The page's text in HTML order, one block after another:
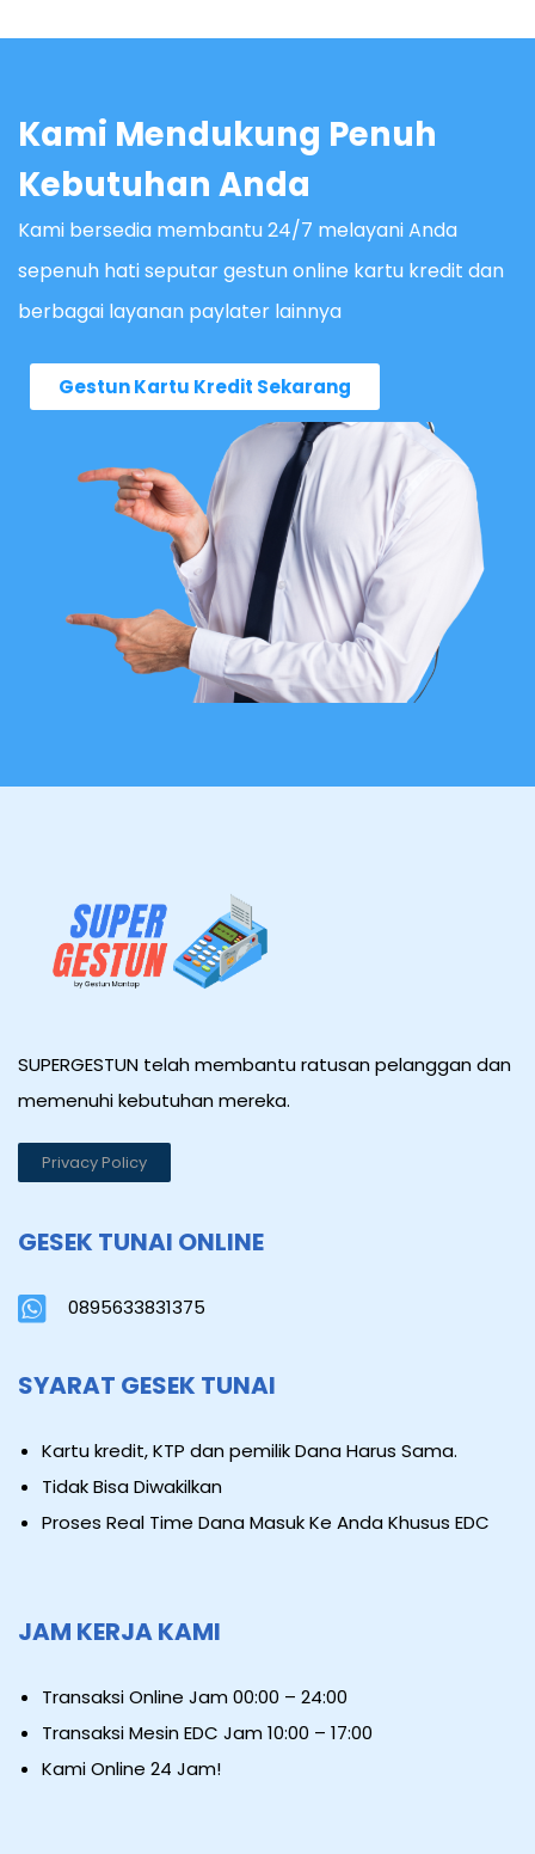
Kami Mendukung Penuh
Kebutuhan Anda
Kami bersedia membantu 24/7 melayani Anda
sepenuh hati seputar gestun online kartu kredit dan
berbagai layanan paylater lainnya
Gestun Kartu Kredit Sekarang
SUPERGESTUN telah membantu ratusan pelanggan dan
memenuhi kebutuhan mereka.
Privacy Policy
GESEK TUNAI ONLINE
0895633831375
SYARAT GESEK TUNAI
Kartu kredit, KTP dan pemilik Dana Harus Sama.
Tidak Bisa Diwakilkan
Proses Real Time Dana Masuk Ke Anda Khusus EDC
JAM KERJA KAMI
Transaksi Online Jam 00:00 – 24:00
Transaksi Mesin EDC Jam 10:00 – 17:00
Kami Online 24 Jam!